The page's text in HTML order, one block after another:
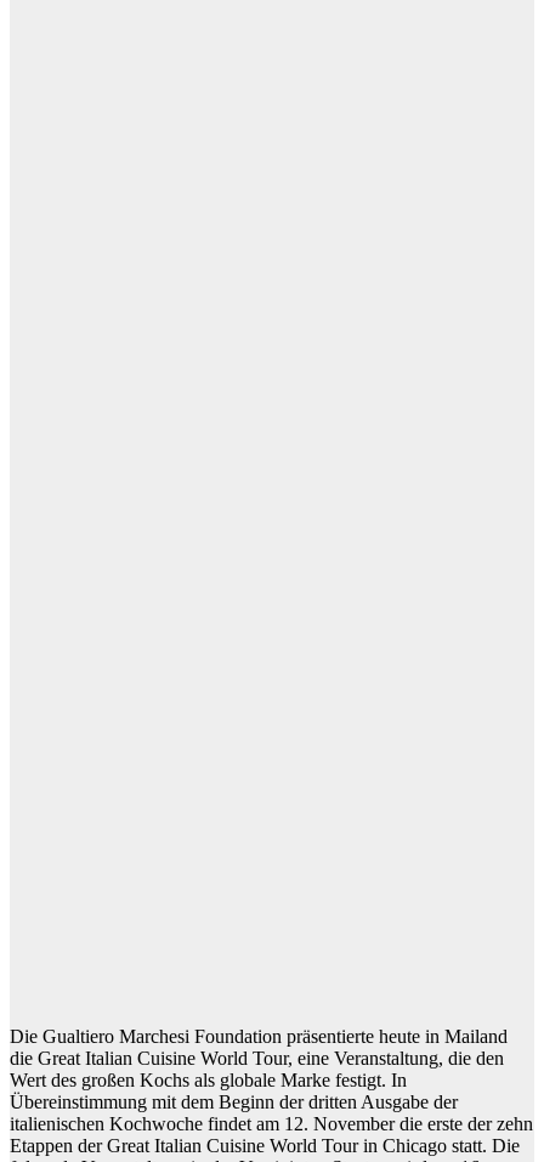
Die Gualtiero Marchesi Foundation präsentierte heute in Mailand
die Great Italian Cuisine World Tour, eine Veranstaltung, die den
Wert des großen Kochs als globale Marke festigt. In
Übereinstimmung mit dem Beginn der dritten Ausgabe der
italienischen Kochwoche findet am 12. November die erste der zehn
Etappen der Great Italian Cuisine World Tour in Chicago statt. Die